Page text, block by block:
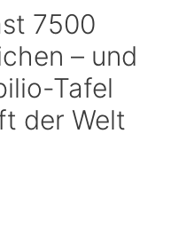
7500
– und
Tafel
der Welt